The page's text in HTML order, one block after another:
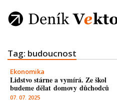
Tag: budoucnost
Ekonomika
Lidstvo stárne a vymírá. Ze škol
budeme dělat domovy důchodců
07. 07. 2025